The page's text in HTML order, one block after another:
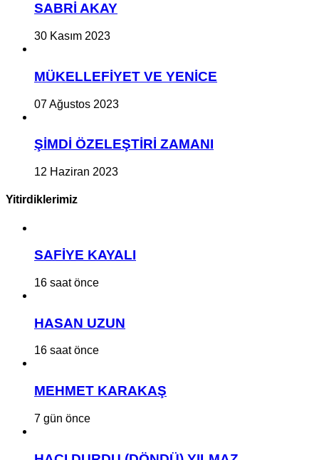
SABRİ AKAY
30 Kasım 2023
MÜKELLEFİYET VE YENİCE
07 Ağustos 2023
ŞİMDİ ÖZELEŞTİRİ ZAMANI
12 Haziran 2023
Yitirdiklerimiz
SAFİYE KAYALI
16 saat önce
HASAN UZUN
16 saat önce
MEHMET KARAKAŞ
7 gün önce